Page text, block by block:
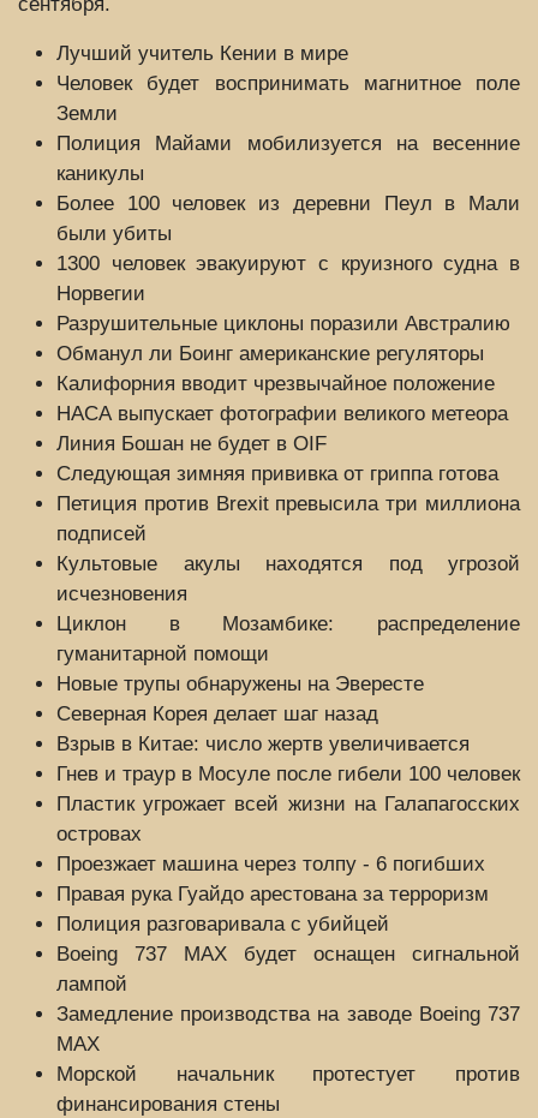
Лучший учитель Кении в мире
Человек будет воспринимать магнитное поле
Земли
Полиция Майами мобилизуется на весенние
каникулы
Более 100 человек из деревни Пеул в Мали
были убиты
1300 человек эвакуируют с круизного судна в
Норвегии
Разрушительные циклоны поразили Австралию
Обманул ли Боинг американские регуляторы
Калифорния вводит чрезвычайное положение
НАСА выпускает фотографии великого метеора
Линия Бошан не будет в OIF
Следующая зимняя прививка от гриппа готова
Петиция против Brexit превысила три миллиона
подписей
Культовые акулы находятся под угрозой
исчезновения
Циклон в Мозамбике: распределение
гуманитарной помощи
Новые трупы обнаружены на Эвересте
Северная Корея делает шаг назад
Взрыв в Китае: число жертв увеличивается
Гнев и траур в Мосуле после гибели 100 человек
Пластик угрожает всей жизни на Галапагосских
островах
Проезжает машина через толпу - 6 погибших
Правая рука Гуайдо арестована за терроризм
Полиция разговаривала с убийцей
Boeing 737 MAX будет оснащен сигнальной
лампой
Замедление производства на заводе Boeing 737
MAX
Морской начальник протестует против
финансирования стены